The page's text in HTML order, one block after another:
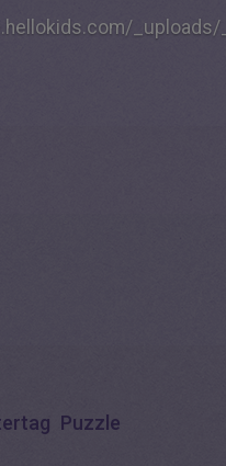
Puzzle